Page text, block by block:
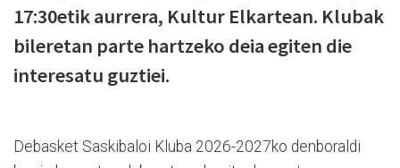
17:30etik aurrera, Kultur Elkartean. Klubak
bileretan parte hartzeko deia egiten die
interesatu guztiei.
Debasket Saskibaloi Kluba 2026-2027ko denboraldi